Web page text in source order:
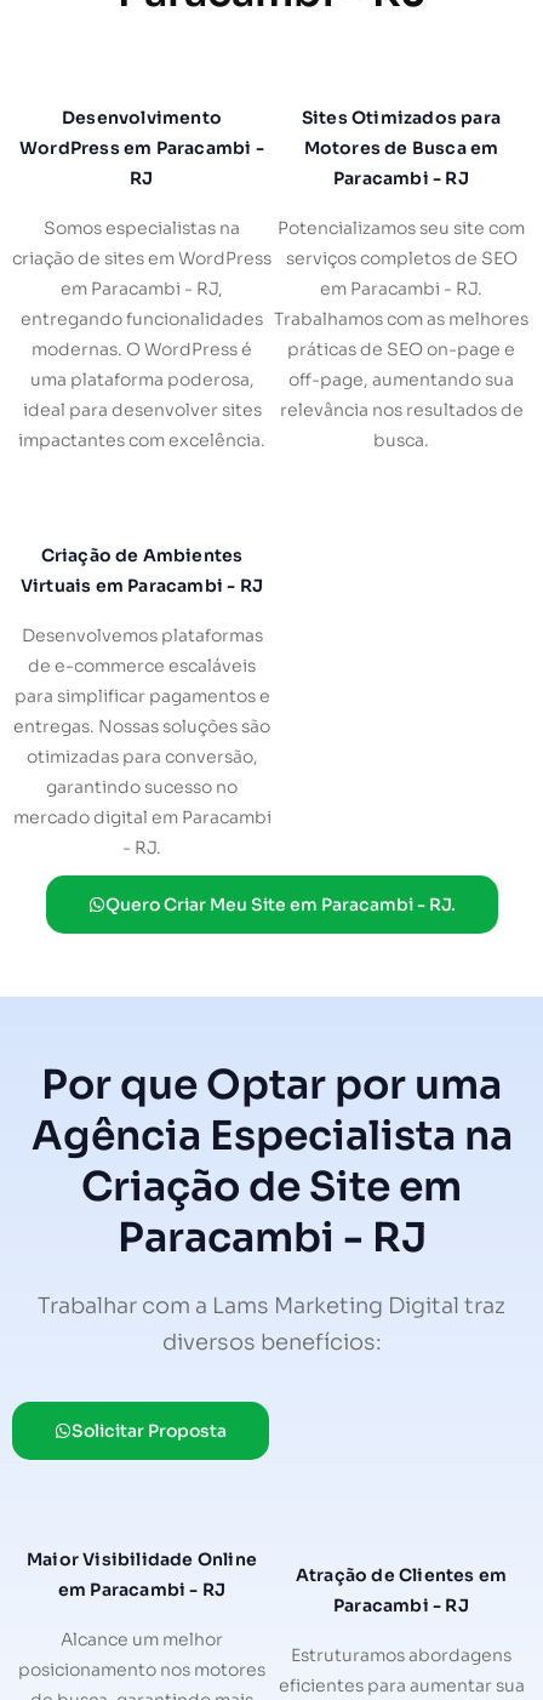
Desenvolvimento
WordPress em Paracambi -
RJ
Somos especialistas na
criação de sites em WordPress
em Paracambi - RJ,
entregando funcionalidades
modernas. O WordPress é
uma plataforma poderosa,
ideal para desenvolver sites
impactantes com excelência.
Sites Otimizados para
Motores de Busca em
Paracambi - RJ
Potencializamos seu site com
serviços completos de SEO
em Paracambi - RJ.
Trabalhamos com as melhores
práticas de SEO on-page e
off-page, aumentando sua
relevância nos resultados de
busca.
Criação de Ambientes
Virtuais em Paracambi - RJ
Desenvolvemos plataformas
de e-commerce escaláveis
para simplificar pagamentos e
entregas. Nossas soluções são
otimizadas para conversão,
garantindo sucesso no
mercado digital em Paracambi
- RJ.
Quero Criar Meu Site em Paracambi - RJ.
Por que Optar por uma
Agência Especialista na
Criação de Site em
Paracambi - RJ
Trabalhar com a Lams Marketing Digital traz
diversos benefícios:
Solicitar Proposta
Maior Visibilidade Online
em Paracambi - RJ
Alcance um melhor
posicionamento nos motores
Atração de Clientes em
Paracambi - RJ
Estruturamos abordagens
eficientes para aumentar sua